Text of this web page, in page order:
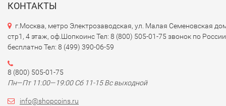
КОНТАКТЫ
г.Москва, метро Электрозаводская, ул. Малая Семеновская
стр1, 4 этаж, оф.Шопкоинс Тел: 8 (800) 505-01-75 звонок по России
бесплатно Тел: 8 (499) 390-06-59
8 (800) 505-01-75
Пн—Пт 11:00—19:00 Сб 11-15 Вс выходной
info@shopcoins.ru